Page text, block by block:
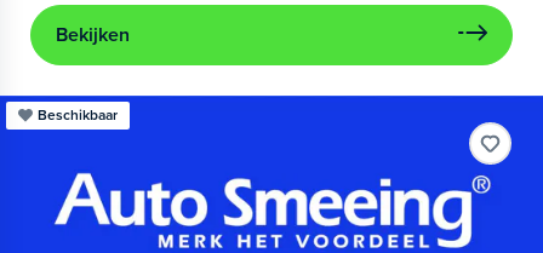
Bekijken
Beschikbaar